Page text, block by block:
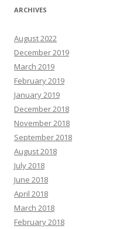
ARCHIVES
August 2022
December 2019
March 2019
February 2019
January 2019
December 2018
November 2018
September 2018
August 2018
July 2018
June 2018
April 2018
March 2018
February 2018